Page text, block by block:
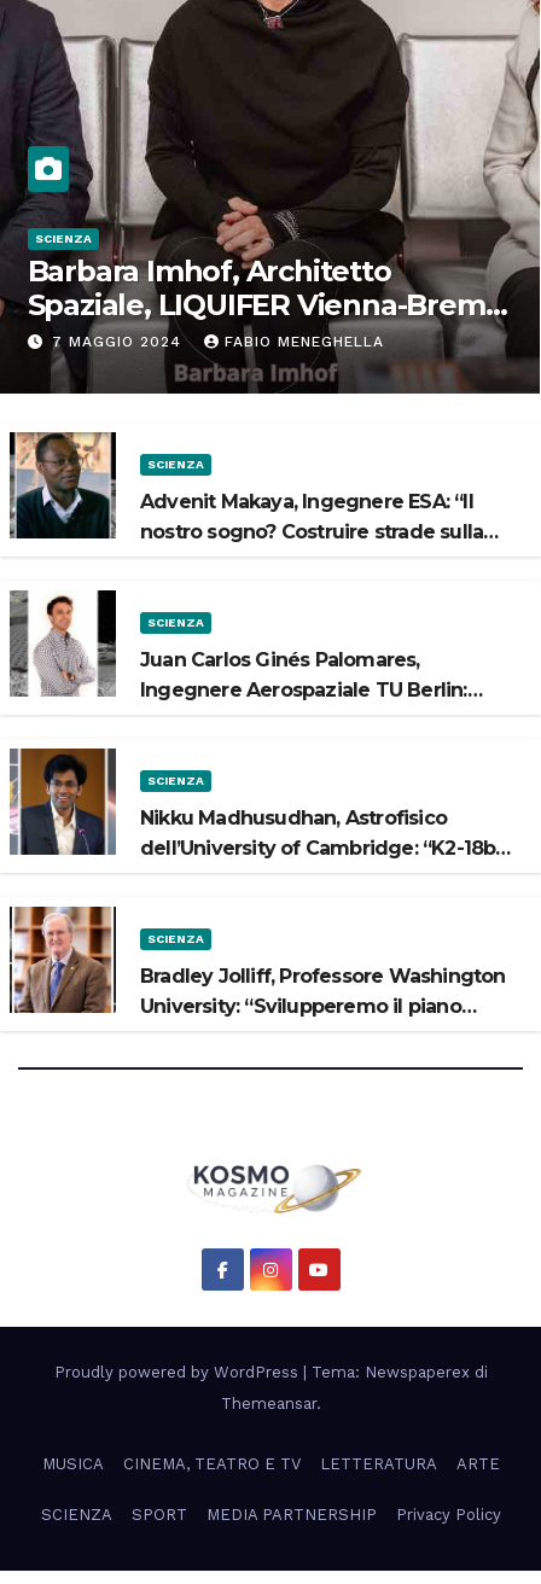
SCIENZA
Barbara Imhof, Architetto
Spaziale, LIQUIFER Vienna-Brema:
“Progettiamo habitat per lo
Spazio”
7 MAGGIO 2024 FABIO MENEGHELLA
SCIENZA
Advenit Makaya, Ingegnere ESA: “Il
nostro sogno? Costruire strade sulla
SCIENZA
Juan Carlos Ginés Palomares,
Ingegnere Aerospaziale TU Berlin:
SCIENZA
Nikku Madhusudhan, Astrofisico
dell’University of Cambridge: “K2-18b
SCIENZA
Bradley Jolliff, Professore Washington
University: “Svilupperemo il piano
Proudly powered by WordPress | Tema: Newspaperex di
Themeansar.
MUSICA CINEMA, TEATRO E TV LETTERATURA ARTE
SCIENZA SPORT MEDIA PARTNERSHIP Privacy Policy